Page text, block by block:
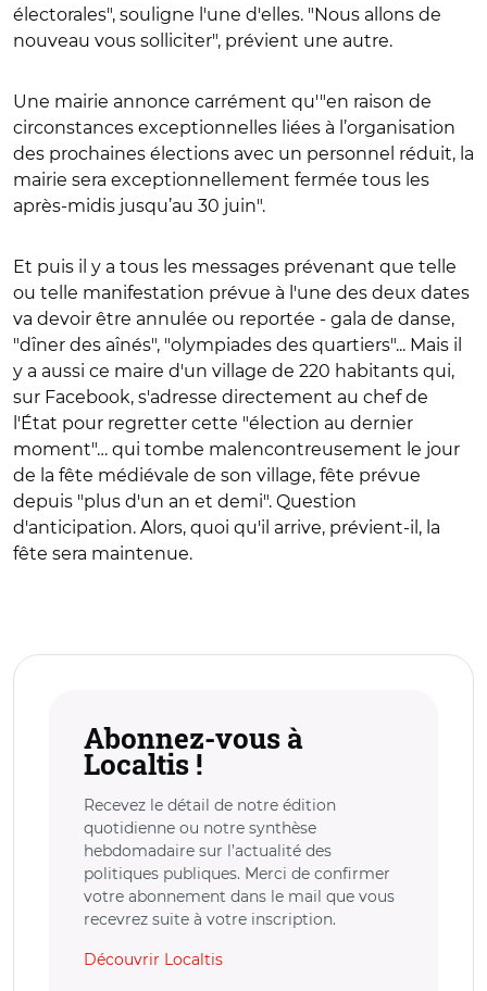
électorales", souligne l'une d'elles. "Nous allons de
nouveau vous solliciter", prévient une autre.
Une mairie annonce carrément qu'"en raison de
circonstances exceptionnelles liées à l’organisation
des prochaines élections avec un personnel réduit, la
mairie sera exceptionnellement fermée tous les
après-midis jusqu’au 30 juin".
Et puis il y a tous les messages prévenant que telle
ou telle manifestation prévue à l'une des deux dates
va devoir être annulée ou reportée - gala de danse,
"dîner des aînés", "olympiades des quartiers"... Mais il
y a aussi ce maire d'un village de 220 habitants qui,
sur Facebook, s'adresse directement au chef de
l'État pour regretter cette "élection au dernier
moment"… qui tombe malencontreusement le jour
de la fête médiévale de son village, fête prévue
depuis "plus d'un an et demi". Question
d'anticipation. Alors, quoi qu'il arrive, prévient-il, la
fête sera maintenue.
Abonnez-vous à
Localtis !
Recevez le détail de notre édition
quotidienne ou notre synthèse
hebdomadaire sur l’actualité des
politiques publiques. Merci de confirmer
votre abonnement dans le mail que vous
recevrez suite à votre inscription.
Découvrir Localtis